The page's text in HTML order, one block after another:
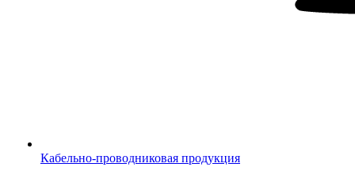
Кабельно-проводниковая продукция